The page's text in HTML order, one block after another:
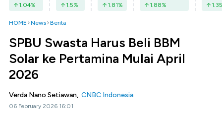
1.04% 1.5% 1.81% 1.88% 1.35
HOME News Berita
SPBU Swasta Harus Beli BBM
Solar ke Pertamina Mulai April
2026
Verda Nano Setiawan, CNBC Indonesia
06 February 2026 16:01